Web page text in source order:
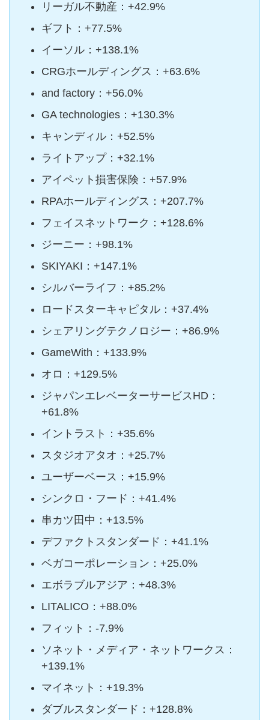
リーガル不動産：+42.9%
ギフト：+77.5%
イーソル：+138.1%
CRGホールディングス：+63.6%
and factory：+56.0%
GA technologies：+130.3%
キャンディル：+52.5%
ライトアップ：+32.1%
アイペット損害保険：+57.9%
RPAホールディングス：+207.7%
フェイスネットワーク：+128.6%
ジーニー：+98.1%
SKIYAKI：+147.1%
シルバーライフ：+85.2%
ロードスターキャピタル：+37.4%
シェアリングテクノロジー：+86.9%
GameWith：+133.9%
オロ：+129.5%
ジャパンエレベーターサービスHD：
+61.8%
イントラスト：+35.6%
スタジオアタオ：+25.7%
ユーザーベース：+15.9%
シンクロ・フード：+41.4%
串カツ田中：+13.5%
デファクトスタンダード：+41.1%
ベガコーポレーション：+25.0%
エボラブルアジア：+48.3%
LITALICO：+88.0%
フィット：-7.9%
ソネット・メディア・ネットワークス：
+139.1%
マイネット：+19.3%
ダブルスタンダード：+128.8%